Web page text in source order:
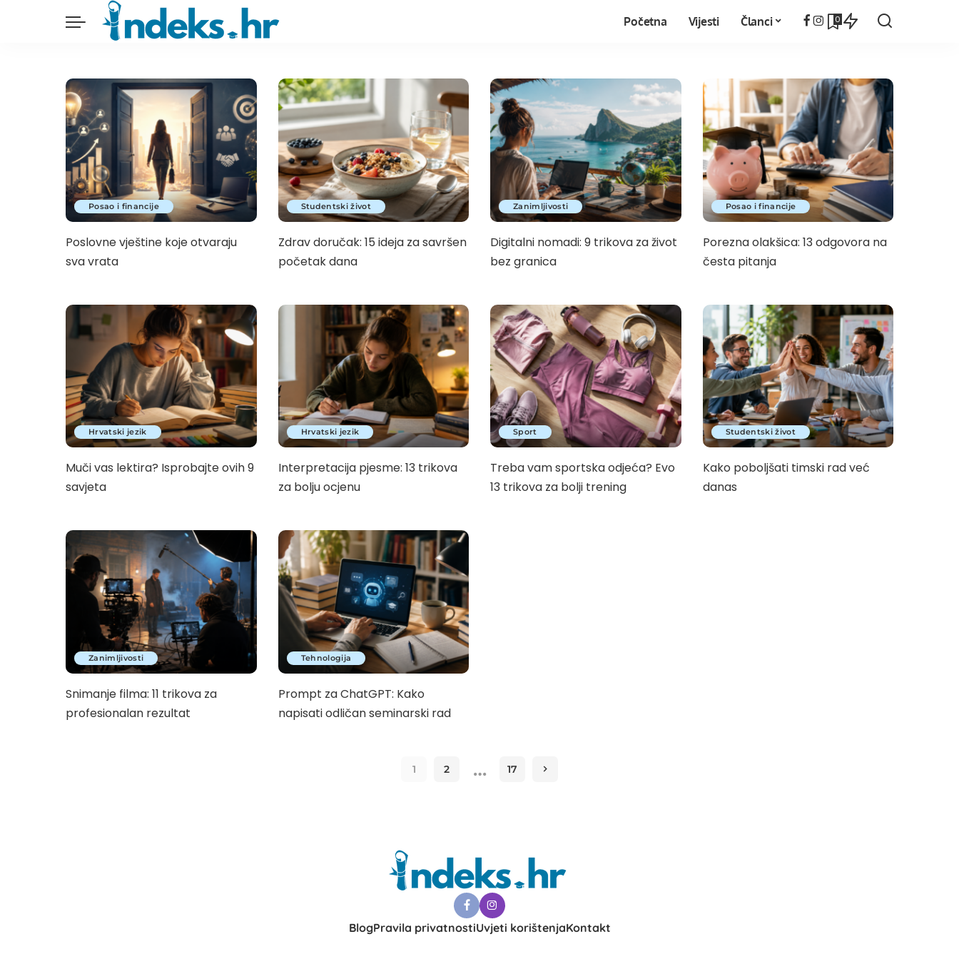
Početna Vijesti Članci 0
Posao i financije
Poslovne vještine koje otvaraju
sva vrata
Studentski život
Zdrav doručak: 15 ideja za savršen
početak dana
Zanimljivosti
Digitalni nomadi: 9 trikova za život
bez granica
Posao i financije
Porezna olakšica: 13 odgovora na
česta pitanja
Hrvatski jezik
Muči vas lektira? Isprobajte ovih 9
savjeta
Hrvatski jezik
Interpretacija pjesme: 13 trikova
za bolju ocjenu
Sport
Treba vam sportska odjeća? Evo
13 trikova za bolji trening
Studentski život
Kako poboljšati timski rad već
danas
Zanimljivosti
Snimanje filma: 11 trikova za
profesionalan rezultat
Tehnologija
Prompt za ChatGPT: Kako
napisati odličan seminarski rad
1 2 … 17
BlogPravila privatnostiUvjeti korištenjaKontakt